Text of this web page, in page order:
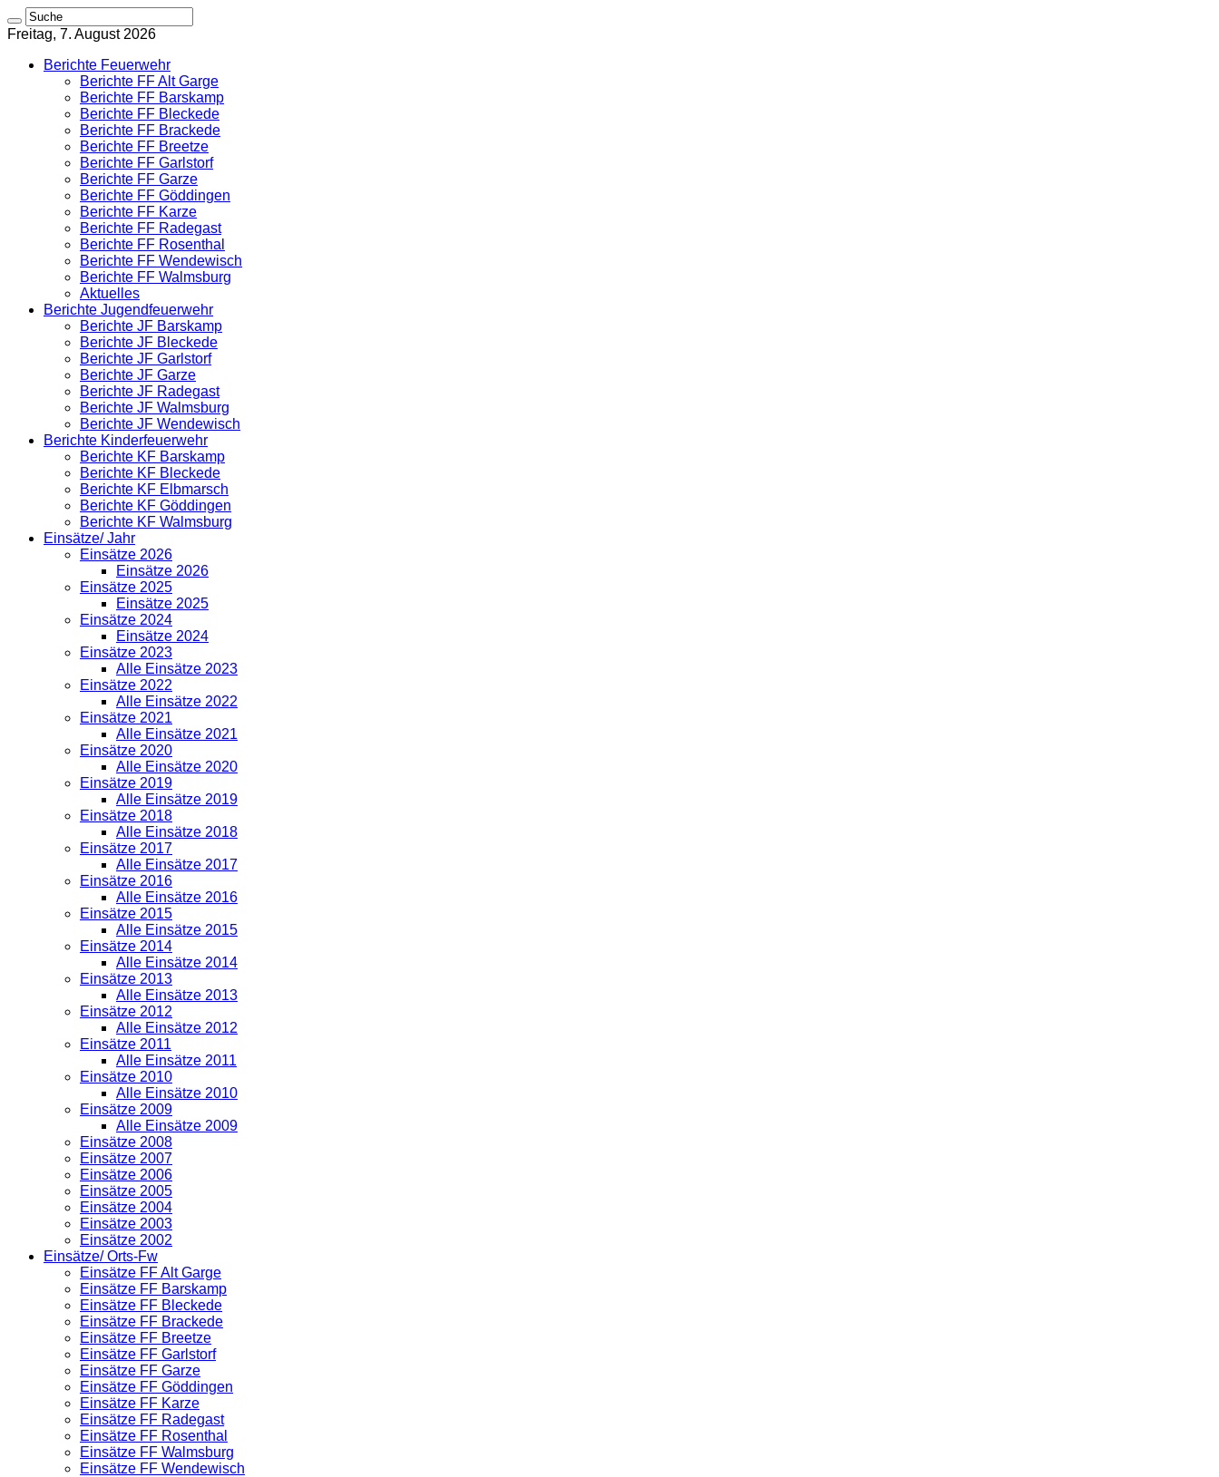
Freitag, 7. August 2026
Berichte Feuerwehr
Berichte FF Alt Garge
Berichte FF Barskamp
Berichte FF Bleckede
Berichte FF Brackede
Berichte FF Breetze
Berichte FF Garlstorf
Berichte FF Garze
Berichte FF Göddingen
Berichte FF Karze
Berichte FF Radegast
Berichte FF Rosenthal
Berichte FF Wendewisch
Berichte FF Walmsburg
Aktuelles
Berichte Jugendfeuerwehr
Berichte JF Barskamp
Berichte JF Bleckede
Berichte JF Garlstorf
Berichte JF Garze
Berichte JF Radegast
Berichte JF Walmsburg
Berichte JF Wendewisch
Berichte Kinderfeuerwehr
Berichte KF Barskamp
Berichte KF Bleckede
Berichte KF Elbmarsch
Berichte KF Göddingen
Berichte KF Walmsburg
Einsätze/ Jahr
Einsätze 2026
Einsätze 2026
Einsätze 2025
Einsätze 2025
Einsätze 2024
Einsätze 2024
Einsätze 2023
Alle Einsätze 2023
Einsätze 2022
Alle Einsätze 2022
Einsätze 2021
Alle Einsätze 2021
Einsätze 2020
Alle Einsätze 2020
Einsätze 2019
Alle Einsätze 2019
Einsätze 2018
Alle Einsätze 2018
Einsätze 2017
Alle Einsätze 2017
Einsätze 2016
Alle Einsätze 2016
Einsätze 2015
Alle Einsätze 2015
Einsätze 2014
Alle Einsätze 2014
Einsätze 2013
Alle Einsätze 2013
Einsätze 2012
Alle Einsätze 2012
Einsätze 2011
Alle Einsätze 2011
Einsätze 2010
Alle Einsätze 2010
Einsätze 2009
Alle Einsätze 2009
Einsätze 2008
Einsätze 2007
Einsätze 2006
Einsätze 2005
Einsätze 2004
Einsätze 2003
Einsätze 2002
Einsätze/ Orts-Fw
Einsätze FF Alt Garge
Einsätze FF Barskamp
Einsätze FF Bleckede
Einsätze FF Brackede
Einsätze FF Breetze
Einsätze FF Garlstorf
Einsätze FF Garze
Einsätze FF Göddingen
Einsätze FF Karze
Einsätze FF Radegast
Einsätze FF Rosenthal
Einsätze FF Walmsburg
Einsätze FF Wendewisch